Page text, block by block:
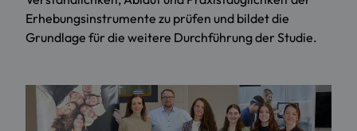
Erhebungsinstrumente zu prüfen und bildet die
Grundlage für die weitere Durchführung der Studie.